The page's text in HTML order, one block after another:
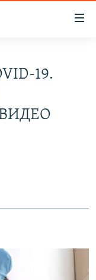
19.
ВИДЕО